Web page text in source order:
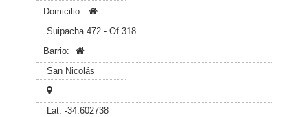
Domicilio:
Suipacha 472 - Of.318
Barrio:
San Nicolás
Lat: -34.602738